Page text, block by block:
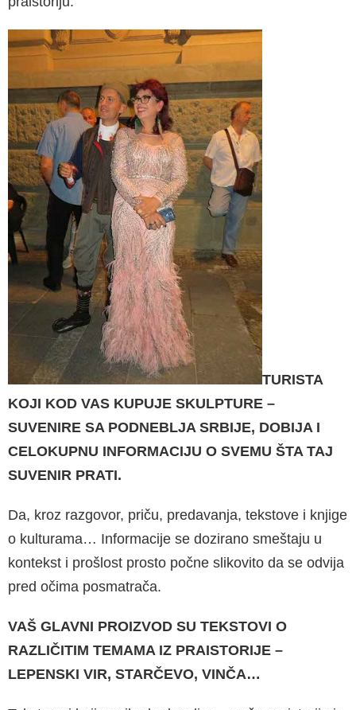
TURISTA
KOJI KOD VAS KUPUJE SKULPTURE –
SUVENIRE SA PODNEBLJA SRBIJE, DOBIJA I
CELOKUPNU INFORMACIJU O SVEMU ŠTA TAJ
SUVENIR PRATI.
Da, kroz razgovor, priču, predavanja, tekstove i knjige
o kulturama… Informacije se dozirano smeštaju u
kontekst i prošlost prosto počne slikovito da se odvija
pred očima posmatrača.
VAŠ GLAVNI PROIZVOD SU TEKSTOVI O
RAZLIČITIM TEMAMA IZ PRAISTORIJE –
LEPENSKI VIR, STARČEVO, VINČA…